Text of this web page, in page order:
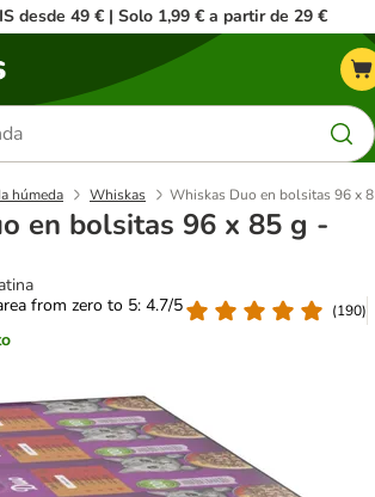
desde 49 € | Solo 1,99 € a partir de 29 €
húmeda Whiskas Whiskas Duo en bolsitas 96 x
en bolsitas 96 x 85 g -
from zero to 5: 4.7/5
(190)